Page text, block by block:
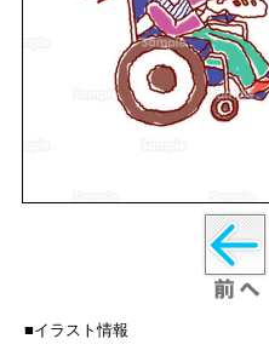
■イラスト情報